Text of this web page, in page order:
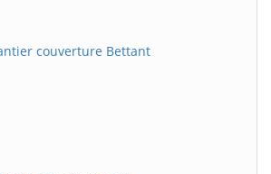
couverture Bettant